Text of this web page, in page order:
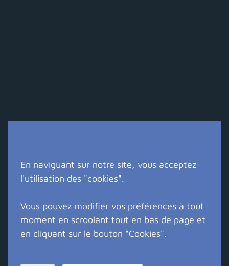
Suivez-nous !
Copyright © LES SARMENTS 2013
Mentions légales
Création site internet Eure : Crealys Web
En naviguant sur notre site, vous acceptez
l'utilisation des "cookies".
Vous pouvez modifier vos préférences à tout
moment en scroolant tout en bas de page et
en cliquant sur le bouton "Cookies".